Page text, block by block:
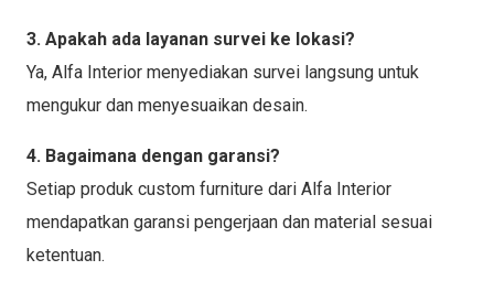
3. Apakah ada layanan survei ke lokasi?
Ya, Alfa Interior menyediakan survei langsung untuk
mengukur dan menyesuaikan desain.
4. Bagaimana dengan garansi?
Setiap produk custom furniture dari Alfa Interior
mendapatkan garansi pengerjaan dan material sesuai
ketentuan.